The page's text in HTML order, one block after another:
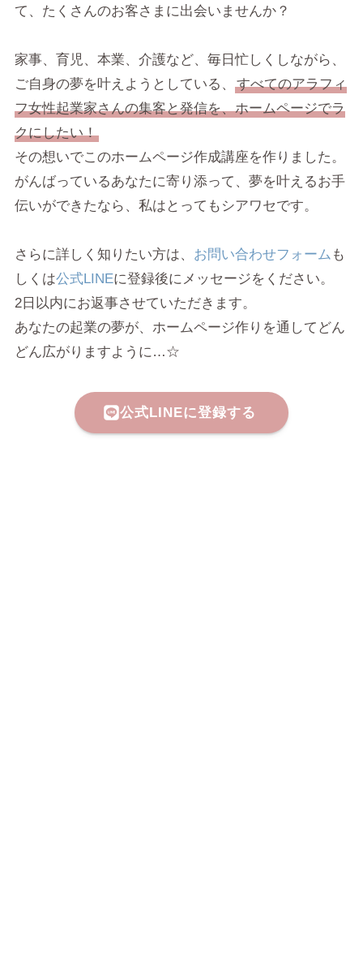
て、たくさんのお客さまに出会いませんか？
家事、育児、本業、介護など、毎日忙しくしながら、
ご自身の夢を叶えようとしている、
すべてのアラフィ
フ女性起業家さんの集客と発信を、ホームページでラ
クにしたい！
その想いでこのホームページ作成講座を作りました。
がんばっているあなたに寄り添って、夢を叶えるお手
伝いができたなら、私はとってもシアワセです。
さらに詳しく知りたい方は、 お問い合わせフォーム も
しくは公式LINEに登録後にメッセージをください。
2日以内にお返事させていただきます。
あなたの起業の夢が、ホームページ作りを通してどん
どん広がりますように…☆
公式LINEに登録する